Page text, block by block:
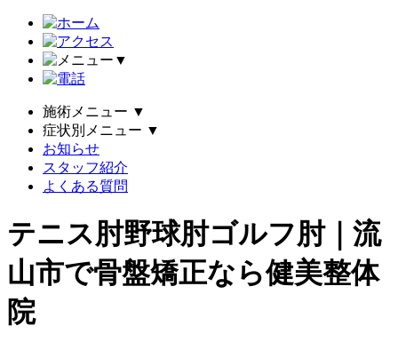
▼
施術メニュー ▼
症状別メニュー ▼
お知らせ
スタッフ紹介
よくある質問
テニス肘野球肘ゴルフ肘｜流
山市で骨盤矯正なら健美整体
院